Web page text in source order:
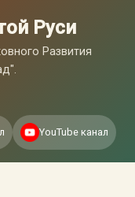
Руси
Развития
YouTube канал